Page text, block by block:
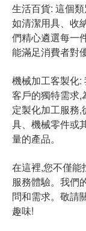
生活百貨: 這個
如清潔用具、收
們精心遴選每一
能滿足消費者對
機械加工客製化:
客戶的獨特需求,
定製化加工服務
具、機械零件或
量的產品。
在這裡,您不僅能
服務體驗。我們
問和需求。敬請
趣味!